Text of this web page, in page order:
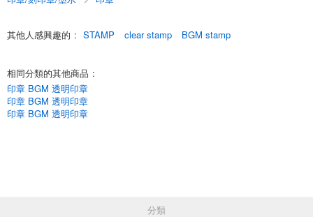
裝飾筆記本 / 筆記本 / 生活日誌 / 日記本 / 文具 / 文具
English
其他人感興趣的 : STAMP clear stamp BGM stamp
相同分類的其他商品 :
印章 BGM 透明印章
印章 BGM 透明印章
印章 BGM 透明印章
分類